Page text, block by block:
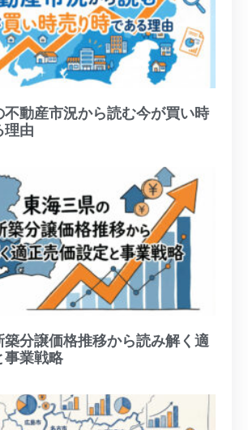
不動産市況から読む今が買い時
理由
分譲価格推移から読み解く適
事業戦略